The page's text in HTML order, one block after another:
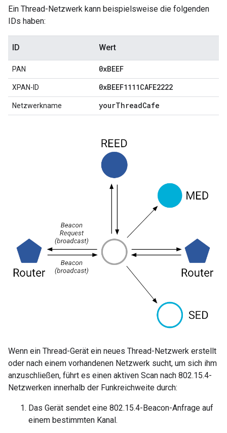
Ein Thread-Netzwerk kann beispielsweise die folgenden
IDs haben:
ID Wert
PAN 0xBEEF
XPAN-ID 0xBEEF1111CAFE2222
Netzwerkname yourThreadCafe
Wenn ein Thread-Gerät ein neues Thread-Netzwerk erstellt
oder nach einem vorhandenen Netzwerk sucht, um sich ihm
anzuschließen, führt es einen aktiven Scan nach 802.15.4-
Netzwerken innerhalb der Funkreichweite durch:
Das Gerät sendet eine 802.15.4-Beacon-Anfrage auf
einem bestimmten Kanal.